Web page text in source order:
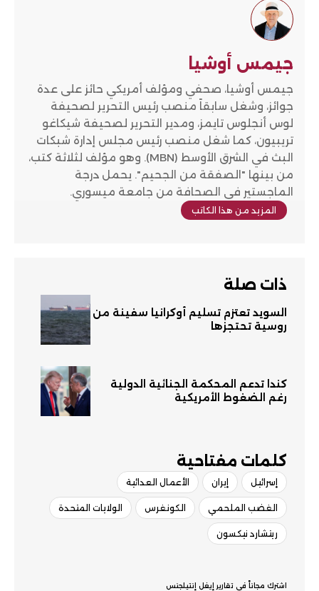
جيمس أوشيا
جيمس أوشيا، صحفي ومؤلف أمريكي حائز على عدة
جوائز، وشغل سابقاً منصب رئيس التحرير لصحيفة
لوس أنجلوس تايمز، ومدير التحرير لصحيفة شيكاغو
تريبيون، كما شغل منصب رئيس مجلس إدارة شبكات
البث في الشرق الأوسط (MBN). وهو مؤلف لثلاثة كتب،
من بينها "الصفقة من الجحيم". يحمل درجة
الماجستير في الصحافة من جامعة ميسوري.
المزيد من هذا الكاتب
ذات صلة
السويد تعتزم تسليم أوكرانيا سفينة من
روسية تحتجزها
كندا تدعم المحكمة الجنائية الدولية
رغم الضغوط الأمريكية
كلمات مفتاحية​
إسرائيل إيران الأعمال العدائية
الغضب الملحمي الكونغرس الولايات المتحدة
ريتشارد نيكسون
اشترك مجاناً في تقارير إيغل إنتيلجنس